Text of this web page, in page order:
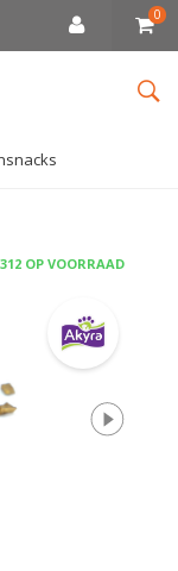
0
312 OP VOORRAAD